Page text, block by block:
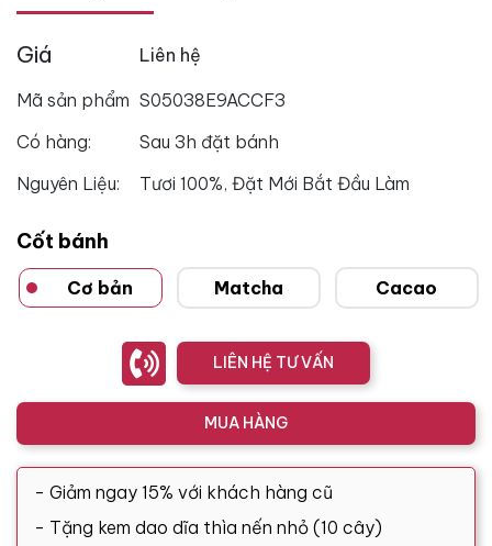
Giá Liên hệ
Mã sản phẩm S05038E9ACCF3
Có hàng:
Sau 3h đặt bánh
Nguyên Liệu:
Tươi 100%, Đặt Mới Bắt Đầu Làm
Cốt bánh
Cơ bản Matcha Cacao
LIÊN HỆ TƯ VẤN
MUA HÀNG
- Giảm ngay 15% với khách hàng cũ
- Tặng kem dao dĩa thìa nến nhỏ (10 cây)